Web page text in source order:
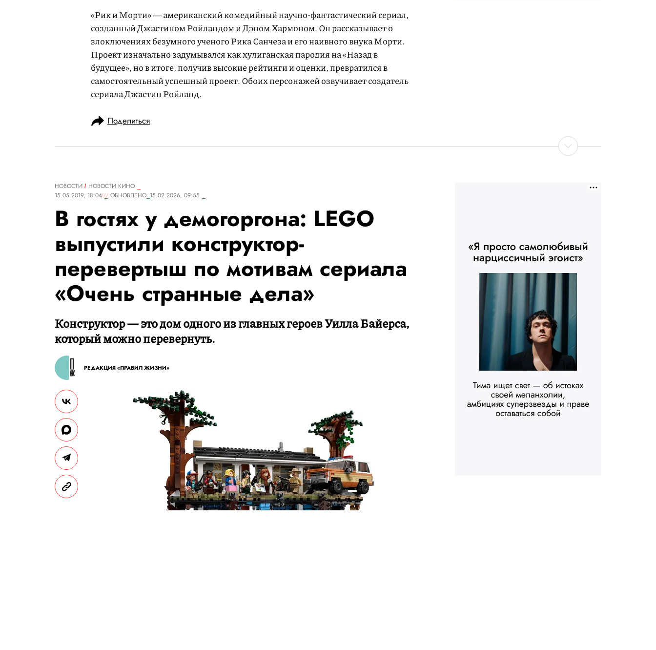
«Рик и Морти» ― американский комедийный научно-фантастический сериал,
созданный Джастином Ройландом и Дэном Хармоном. Он рассказывает о
злоключениях безумного ученого Рика Санчеза и его наивного внука Морти.
Проект изначально задумывался как хулиганская пародия на «Назад в
будущее», но в итоге, получив высокие рейтинги и оценки, превратился в
самостоятельный успешный проект. Обоих персонажей озвучивает создатель
сериала Джастин Ройланд.
Поделиться
НОВОСТИ
НОВОСТИ КИНО
15.05.2019, 18:04
ОБНОВЛЕНО 15.02.2026, 09:55
В гостях у демогоргона: LEGO
выпустили конструктор-
перевертыш по мотивам сериала
«Очень странные дела»
Конструктор — это дом одного из главных героев Уилла Байерса,
который можно перевернуть.
РЕДАКЦИЯ «ПРАВИЛ ЖИЗНИ»